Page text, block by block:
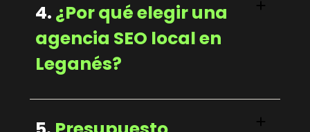
4. ¿Por qué elegir una
agencia SEO local en
Leganés?